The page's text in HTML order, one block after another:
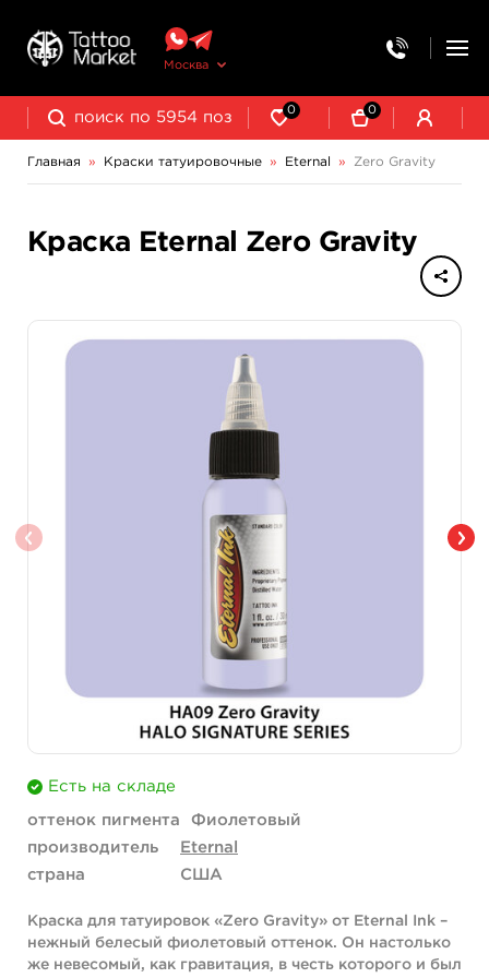
Москва
0 0
Главная » Краски татуировочные » Eternal » Zero Gravity
Краска Eternal Zero Gravity
Есть на складе
оттенок пигмента
Фиолетовый
производитель
Eternal
страна
США
Краска для татуировок «Zero Gravity» от Eternal Ink –
нежный белесый фиолетовый оттенок. Он настолько
же невесомый, как гравитация, в честь которого и был